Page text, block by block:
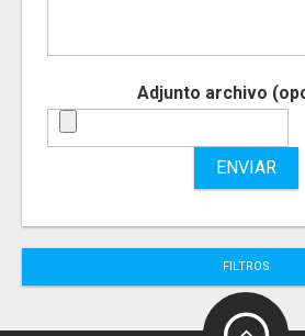
Adjunto archivo
ENVIAR
FILTROS